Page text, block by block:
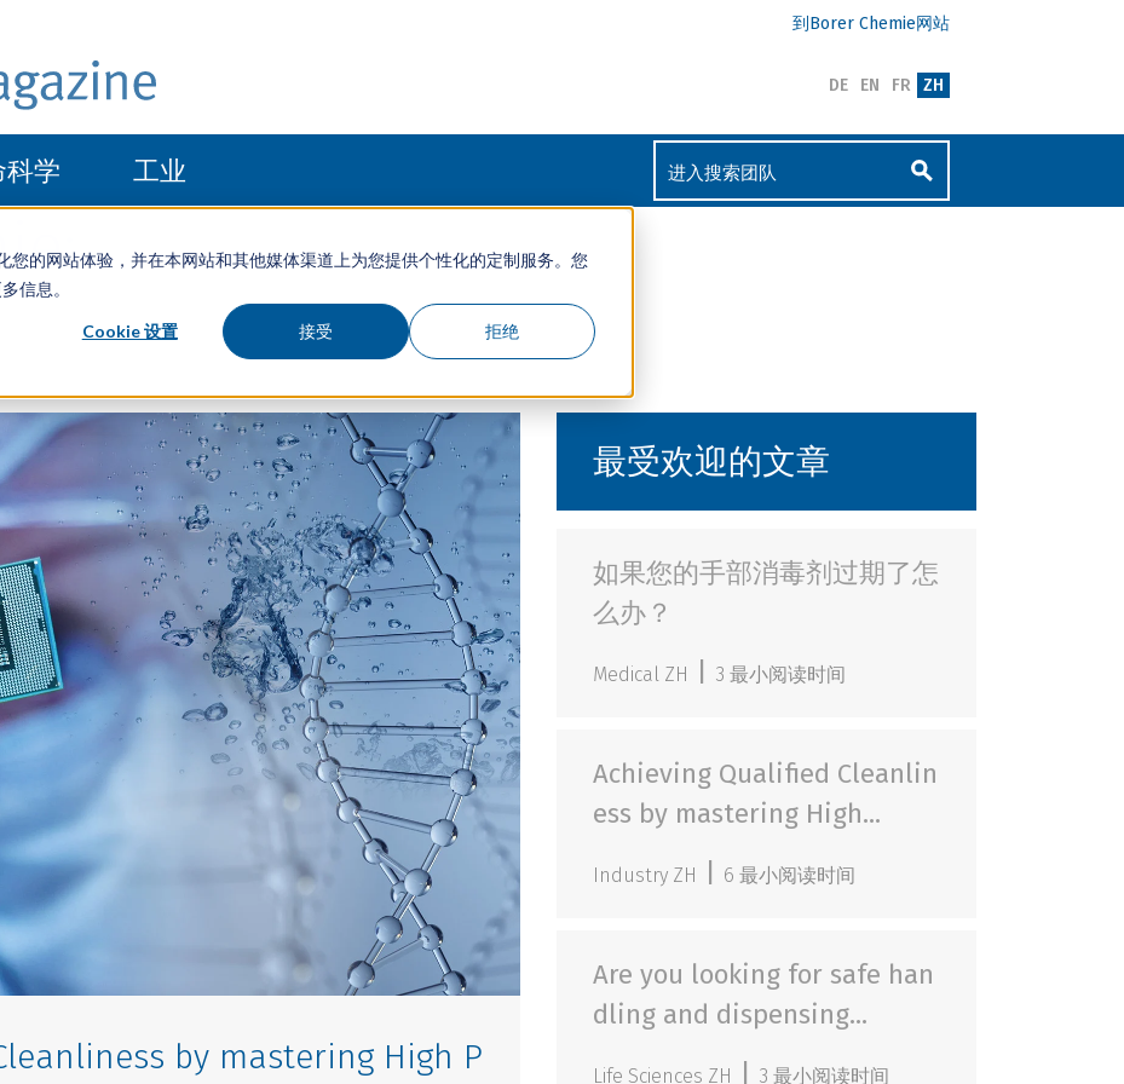
的网站体验，并在本网站和其他媒体渠道上为您提供个性化的定制服务。您
信息。
Cookie 设置 接受 拒绝
到Borer Chemie网站
DE EN FR ZH
科学 工业
by mastering High P
最受欢迎的文章
如果您的手部消毒剂过期了怎
么办？
Medical ZH 3 最小阅读时间
Achieving Qualified Cleanlin
ess by mastering High...
Industry ZH 6 最小阅读时间
Are you looking for safe han
dling and dispensing...
Life Sciences ZH 3 最小阅读时间